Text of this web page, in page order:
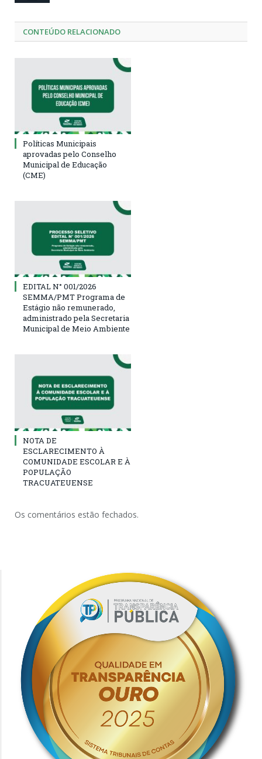
CONTEÚDO RELACIONADO
Políticas Municipais
aprovadas pelo Conselho
Municipal de Educação
(CME)
EDITAL N° 001/2026
SEMMA/PMT Programa de
Estágio não remunerado,
administrado pela Secretaria
Municipal de Meio Ambiente
NOTA DE
ESCLARECIMENTO À
COMUNIDADE ESCOLAR E À
POPULAÇÃO
TRACUATEUENSE
Os comentários estão fechados.